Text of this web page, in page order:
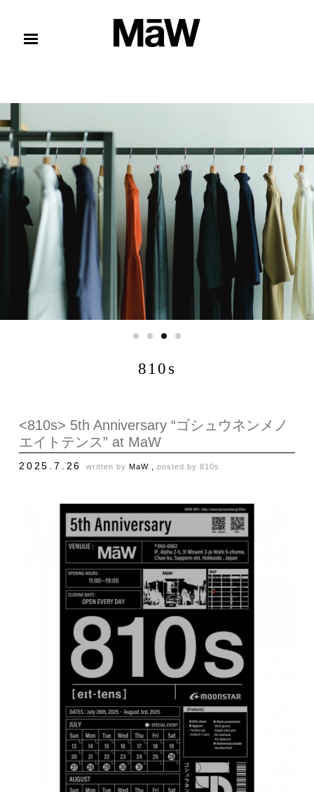
810s
<810s> 5th Anniversary “ゴシュウネンメノ
エイトテンス” at MaW
2025.7.26 written by MaW , posted by 810s